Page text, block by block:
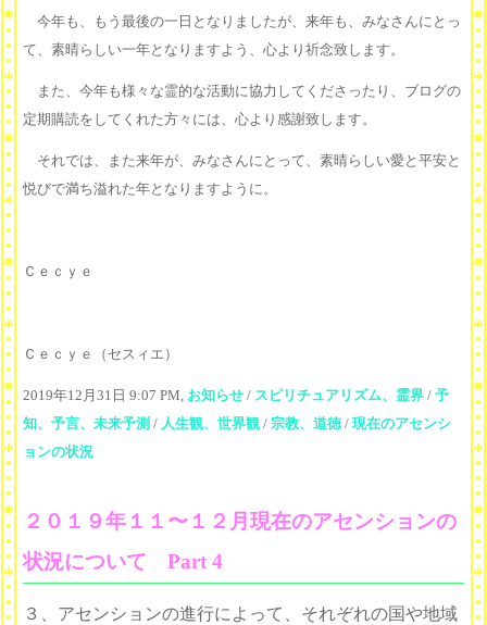
今年も、もう最後の一日となりましたが、来年も、みなさんにとっ
て、素晴らしい一年となりますよう、心より祈念致します。
また、今年も様々な霊的な活動に協力してくださったり、ブログの
定期購読をしてくれた方々には、心より感謝致します。
それでは、また来年が、みなさんにとって、素晴らしい愛と平安と
悦びで満ち溢れた年となりますように。
Ｃｅｃｙｅ
Ｃｅｃｙｅ（セスィエ）
2019年12月31日 9:07 PM, お知らせ / スピリチュアリズム、霊界 / 予
知、予言、未来予測 / 人生観、世界観 / 宗教、道徳/ 現在のアセンシ
ョンの状況
２０１９年１１〜１２月現在のアセンションの
状況について Part 4
３、アセンションの進行によって、それぞれの国や地域